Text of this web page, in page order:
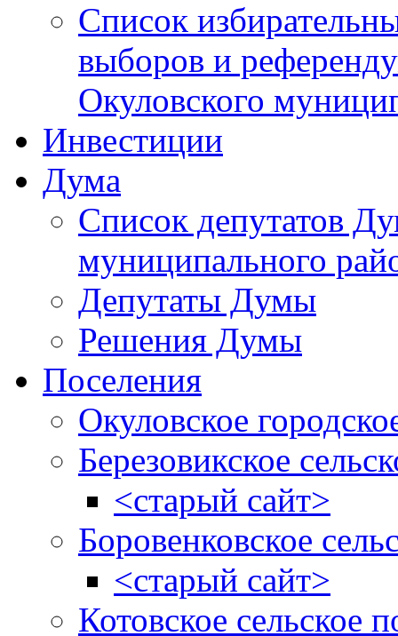
Список
выборов и
Окуловского
Инвестиции
Дума
Список депутатов
муниципального
Депутаты Думы
Решения Думы
Поселения
Окуловское
Березовикское
<старый сайт>
Боровенковское
<старый сайт>
Котовское сельское